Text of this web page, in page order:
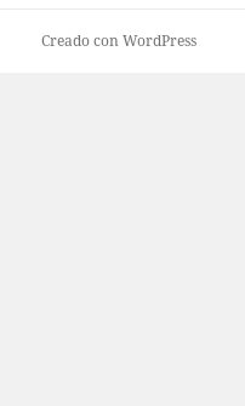
Creado con WordPress